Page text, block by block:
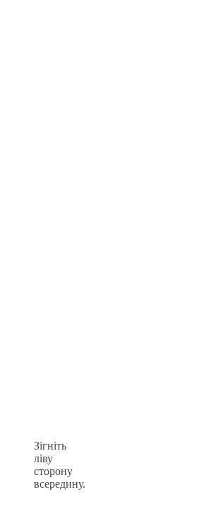
Зігніть
ліву
сторону
всередину.